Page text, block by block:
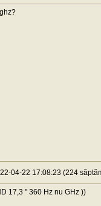
04-22 17:08:23 (224
17,3 " 360 Hz nu GHz ))